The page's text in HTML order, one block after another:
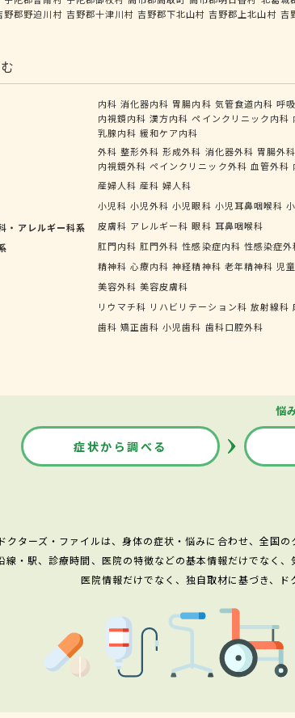
野郡野迫川村 吉野郡十津川村 吉野郡下北山村 吉野郡上北山村 吉
内科 消化器内科 胃腸内科 気管食道内科 呼
内視鏡内科 漢方内科 ペインクリニック内科
乳腺内科 緩和ケア内科
外科 整形外科 形成外科 消化器外科 胃腸外科
内視鏡外科 ペインクリニック外科 血管外科
産婦人科 産科 婦人科
小児科 小児外科 小児眼科 小児耳鼻咽喉科
・アレルギー科系
皮膚科 アレルギー科 眼科 耳鼻咽喉科
肛門内科 肛門外科 性感染症内科 性感染症外
精神科 心療内科 神経精神科 老年精神科 児
美容外科 美容皮膚科
リウマチ科 リハビリテーション科 放射線科
歯科 矯正歯科 小児歯科 歯科口腔外科
悩
症状から調べる
ドクターズ・ファイルは、身体の症状・悩みに合わせ、全国
線・駅、診療時間、医院の特徴などの基本情報だけでなく
医院情報だけでなく、独自取材に基づき、